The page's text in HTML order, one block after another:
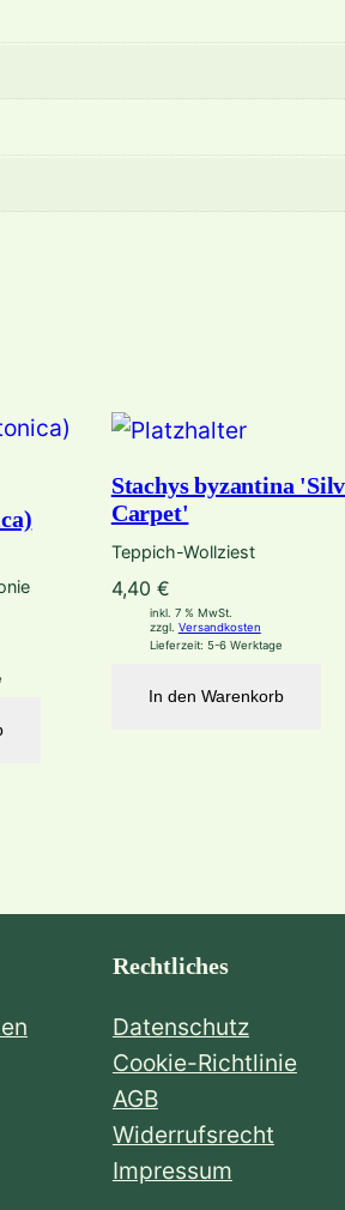
Stachys byzantina
Carpet'
Teppich-Wollziest
4,40 €
inkl. 7 % MwSt.
zzgl. Versandkosten
Lieferzeit: 5-6 Werktage
In den Warenkorb
Rechtliches
Datenschutz
Cookie-Richtlinie
AGB
Widerrufsrecht
Impressum